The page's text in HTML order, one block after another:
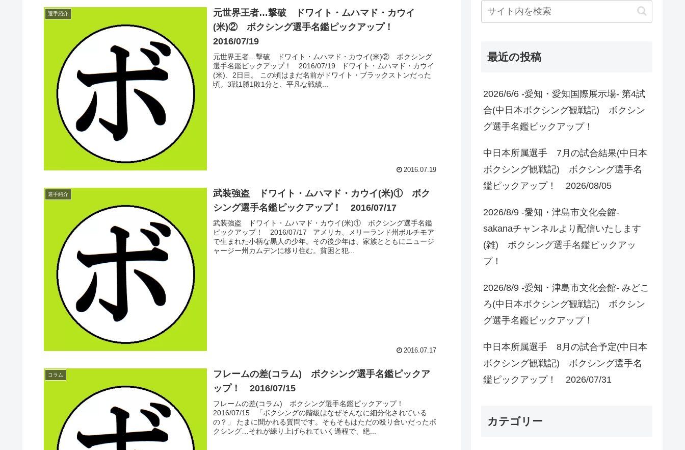
選手紹介
元世界王者…撃破 ドワイト・ムハマド・カウイ
(米)② ボクシング選手名鑑ピックアップ！
2016/07/19
元世界王者…撃破 ドワイト・ムハマド・カウイ(米)② ボクシング
選手名鑑ピックアップ！ 2016/07/19 ドワイト・ムハマド・カウイ
(米)、2日目。 この頃はまだ名前がドワイト・ブラックストンだった
頃。3戦1勝1敗1分と、平凡な戦績...
2016.07.19
選手紹介
武装強盗 ドワイト・ムハマド・カウイ(米)① ボク
シング選手名鑑ピックアップ！ 2016/07/17
武装強盗 ドワイト・ムハマド・カウイ(米)① ボクシング選手名鑑
ピックアップ！ 2016/07/17 アメリカ、メリーランド州ボルチモア
で生まれた小柄な黒人の少年。その後少年は、家族とともにニュージ
ャージー州カムデンに移り住む。貧困と犯...
2016.07.17
コラム
フレームの差(コラム) ボクシング選手名鑑ピックア
ップ！ 2016/07/15
フレームの差(コラム) ボクシング選手名鑑ピックアップ！
2016/07/15 「ボクシングの階級はなぜそんなに細分化されている
の？」 たまに聞かれる質問です。そもそもはただの殴り合いだったボ
クシング…それが練り上げられていく過程で、絶...
最近の投稿
2026/6/6 -愛知・愛知国際展示場- 第4試
合(中日本ボクシング観戦記) ボクシン
グ選手名鑑ピックアップ！
中日本所属選手 7月の試合結果(中日本
ボクシング観戦記) ボクシング選手名
鑑ピックアップ！ 2026/08/05
2026/8/9 -愛知・津島市文化会館-
sakanaチャンネルより配信いたします
(雑) ボクシング選手名鑑ピックアッ
プ！
2026/8/9 -愛知・津島市文化会館- みどこ
ろ(中日本ボクシング観戦記) ボクシン
グ選手名鑑ピックアップ！
中日本所属選手 8月の試合予定(中日本
ボクシング観戦記) ボクシング選手名
鑑ピックアップ！ 2026/07/31
カテゴリー